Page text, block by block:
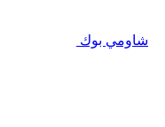
شاومي بوك